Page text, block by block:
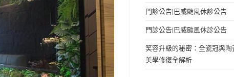
門診公告|巴威颱風休診公告
門診公告|巴威颱風休診公告
笑容升級的秘密：全瓷冠與
美學修復全解析